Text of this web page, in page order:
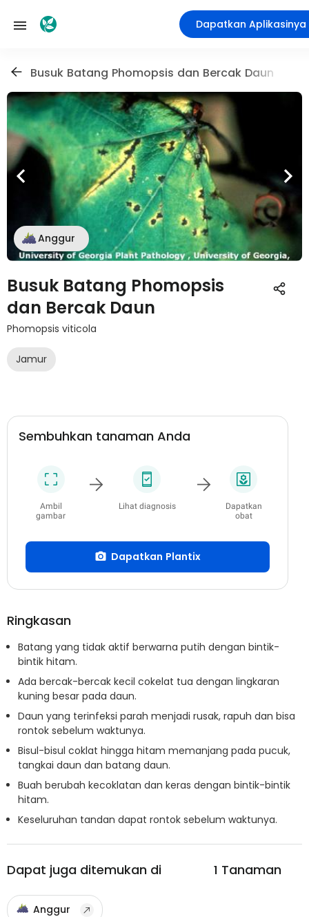
Dapatkan Aplikasinya
Busuk Batang Phomopsis dan Bercak Daun
Anggur
Busuk Batang Phomopsis
dan Bercak Daun
Phomopsis viticola
Jamur
Sembuhkan tanaman Anda
Ambil
gambar
Lihat diagnosis
Dapatkan
obat
Dapatkan Plantix
Ringkasan
Batang yang tidak aktif berwarna putih dengan bintik-
bintik hitam.
Ada bercak-bercak kecil cokelat tua dengan lingkaran
kuning besar pada daun.
Daun yang terinfeksi parah menjadi rusak, rapuh dan bisa
rontok sebelum waktunya.
Bisul-bisul coklat hingga hitam memanjang pada pucuk,
tangkai daun dan batang daun.
Buah berubah kecoklatan dan keras dengan bintik-bintik
hitam.
Keseluruhan tandan dapat rontok sebelum waktunya.
Dapat juga ditemukan di 1 Tanaman
Anggur